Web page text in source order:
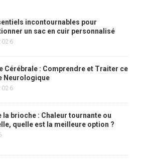
incontournables pour
un sac en cuir personnalisé
Cérébrale : Comprendre et Traiter ce
Neurologique
la brioche : Chaleur tournante ou
quelle est la meilleure option ?